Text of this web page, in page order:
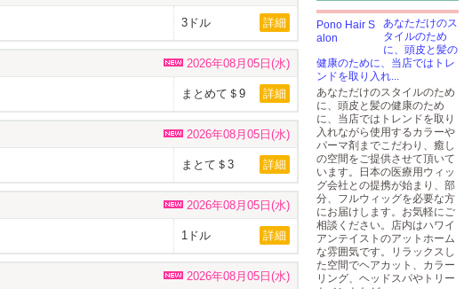
3ドル 詳細
2026年08月05日(水)
まとめて＄9 詳細
2026年08月05日(水)
まとて＄3 詳細
2026年08月05日(水)
1ドル 詳細
2026年08月05日(水)
あなただけのス
タイルのため
に、頭皮と髪の
健康のために、当店ではトレ
ンドを取り入れ...
あなただけのスタイルのため
に、頭皮と髪の健康のため
に、当店ではトレンドを取り
入れながら使用するカラーや
パーマ剤までこだわり、癒し
の空間をご提供させて頂いて
います。日本の医療用ウィッ
グ会社との提携が始まり、部
分、フルウィッグを必要な方
にお届けします。お気軽にご
相談ください。店内はハワイ
アンテイストのアットホーム
な雰囲気です。リラックスし
た空間でヘアカット、カラー
リング、ヘッドスパやトリー